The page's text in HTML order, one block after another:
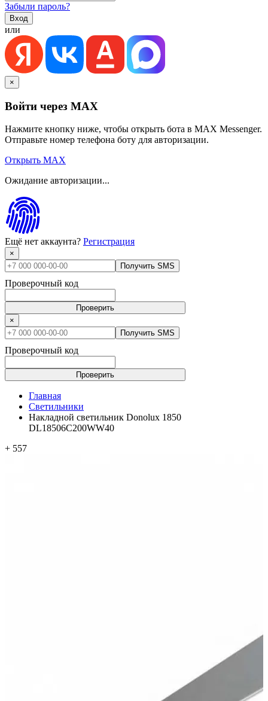
Забыли пароль?
или
×
Войти через MAX
Нажмите кнопку ниже, чтобы открыть бота в MAX Messenger.
Отправьте номер телефона боту для авторизации.
Открыть MAX
Ожидание авторизации...
Ещё нет аккаунта? Регистрация
×
Получить SMS
Проверочный код
Проверить
×
Получить SMS
Проверочный код
Проверить
Главная
Светильники
Накладной светильник Donolux 1850
DL18506C200WW40
+ 557